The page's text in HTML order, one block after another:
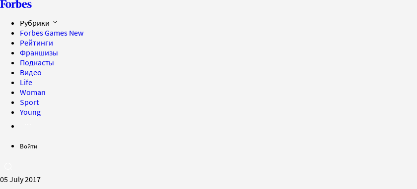
Рубрики
Forbes Games New
Рейтинги
Франшизы
Подкасты
Видео
Life
Woman
Sport
Young
Войти
05 July 2017